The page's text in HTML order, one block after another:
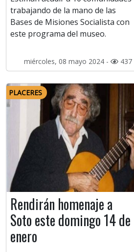
trabajando de la mano de las
Bases de Misiones Socialista con
este programa del museo.
miércoles, 08 mayo 2024 - 437
PLACERES
Rendirán homenaje a
Soto este domingo 14 de
enero